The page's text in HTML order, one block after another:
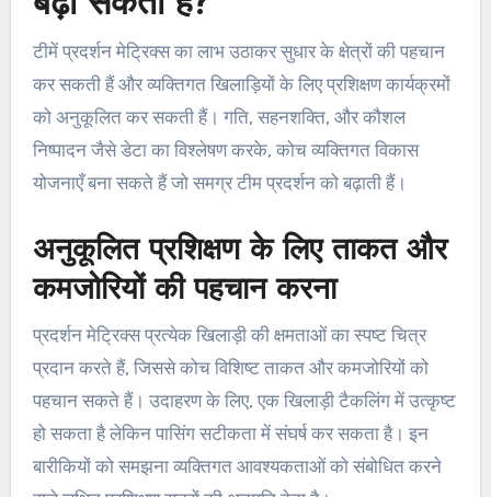
टीमें प्रदर्शन मेट्रिक्स का लाभ उठाकर सुधार के क्षेत्रों की पहचान
कर सकती हैं और व्यक्तिगत खिलाड़ियों के लिए प्रशिक्षण कार्यक्रमों
को अनुकूलित कर सकती हैं। गति, सहनशक्ति, और कौशल
निष्पादन जैसे डेटा का विश्लेषण करके, कोच व्यक्तिगत विकास
योजनाएँ बना सकते हैं जो समग्र टीम प्रदर्शन को बढ़ाती हैं।
अनुकूलित प्रशिक्षण के लिए ताकत और
कमजोरियों की पहचान करना
प्रदर्शन मेट्रिक्स प्रत्येक खिलाड़ी की क्षमताओं का स्पष्ट चित्र
प्रदान करते हैं, जिससे कोच विशिष्ट ताकत और कमजोरियों को
पहचान सकते हैं। उदाहरण के लिए, एक खिलाड़ी टैकलिंग में उत्कृष्ट
हो सकता है लेकिन पासिंग सटीकता में संघर्ष कर सकता है। इन
बारीकियों को समझना व्यक्तिगत आवश्यकताओं को संबोधित करने